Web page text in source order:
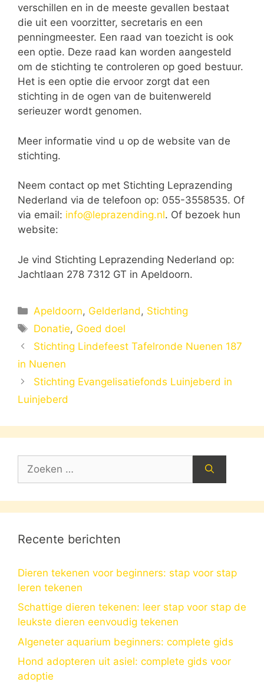
verschillen en in de meeste gevallen bestaat
die uit een voorzitter, secretaris en een
penningmeester. Een raad van toezicht is ook
een optie. Deze raad kan worden aangesteld
om de stichting te controleren op goed bestuur.
Het is een optie die ervoor zorgt dat een
stichting in de ogen van de buitenwereld
serieuzer wordt genomen.
Meer informatie vind u op de website van de
stichting.
Neem contact op met Stichting Leprazending
Nederland via de telefoon op: 055-3558535. Of
via email: info@leprazending.nl. Of bezoek hun
website:
Je vind Stichting Leprazending Nederland op:
Jachtlaan 278 7312 GT in Apeldoorn.
Categorieën
Apeldoorn, Gelderland , Stichting
Tags
Donatie, Goed doel
Stichting Lindefeest Tafelronde Nuenen 187
in Nuenen
Stichting Evangelisatiefonds Luinjeberd in
Luinjeberd
naar:
Recente berichten
Dieren tekenen voor beginners: stap voor stap
leren tekenen
Schattige dieren tekenen: leer stap voor stap de
leukste dieren eenvoudig tekenen
Algeneter aquarium beginners: complete gids
Hond adopteren uit asiel: complete gids voor
adoptie